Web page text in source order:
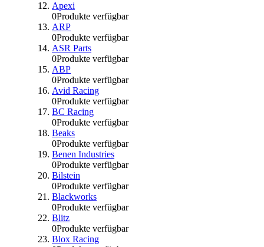
Apexi
0Produkte verfügbar
ARP
0Produkte verfügbar
ASR Parts
0Produkte verfügbar
ABP
0Produkte verfügbar
Avid Racing
0Produkte verfügbar
BC Racing
0Produkte verfügbar
Beaks
0Produkte verfügbar
Benen Industries
0Produkte verfügbar
Bilstein
0Produkte verfügbar
Blackworks
0Produkte verfügbar
Blitz
0Produkte verfügbar
Blox Racing